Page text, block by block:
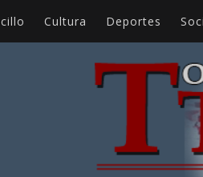
Cultura Deportes